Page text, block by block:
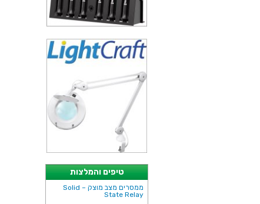
טיפים והמלצות
ממסרים מצב מוצק – Solid
State Relay